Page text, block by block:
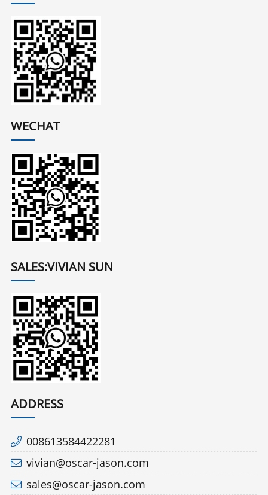
WECHAT
SALES:VIVIAN SUN
ADDRESS
008613584422281
vivian@oscar-jason.com
sales@oscar-jason.com